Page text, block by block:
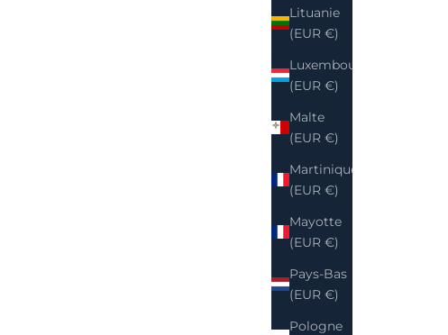
Lituanie
(EUR €)
Luxembourg
(EUR €)
Malte
(EUR €)
Martinique
(EUR €)
Mayotte
(EUR €)
Pays-Bas
(EUR €)
Pologne